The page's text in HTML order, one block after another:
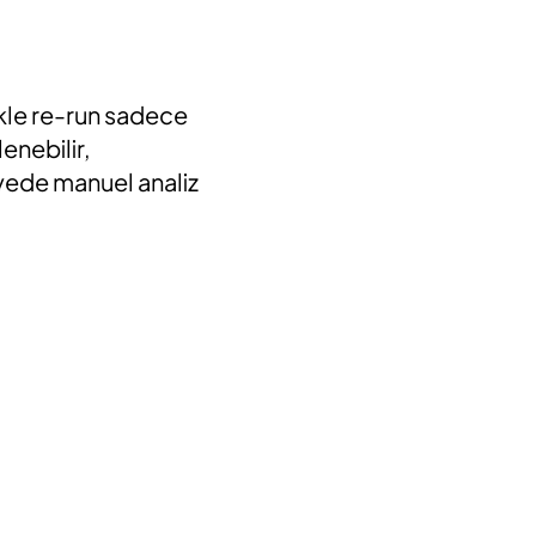
re-runsadece
manuel analiz